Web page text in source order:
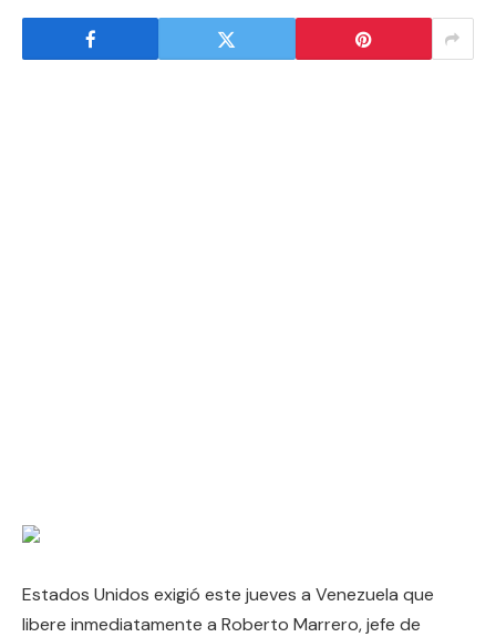
Estados Unidos exigió este jueves a Venezuela que
libere inmediatamente a Roberto Marrero, jefe de